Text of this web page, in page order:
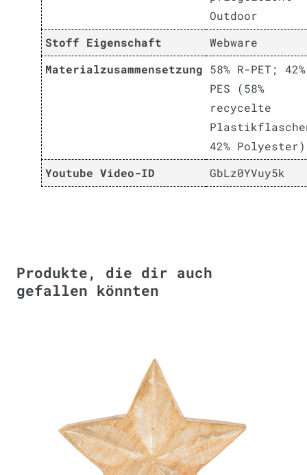
Outdoor
Stoff Eigenschaft
Webware
Materialzusammensetzung 58% R-PET; 42%
PES (58%
recycelte
42% Polyester)
Youtube Video-ID
GbLz0YVuy5k
Produkte, die dir auch
gefallen könnten